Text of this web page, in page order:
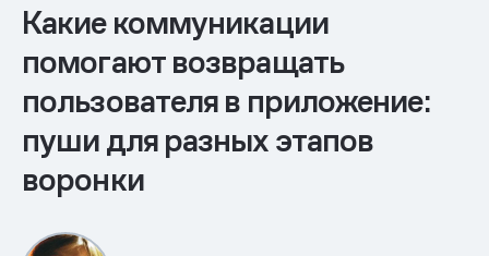
Какие коммуникации
помогают возвращать
пользователя в приложение:
пуши для разных этапов
воронки